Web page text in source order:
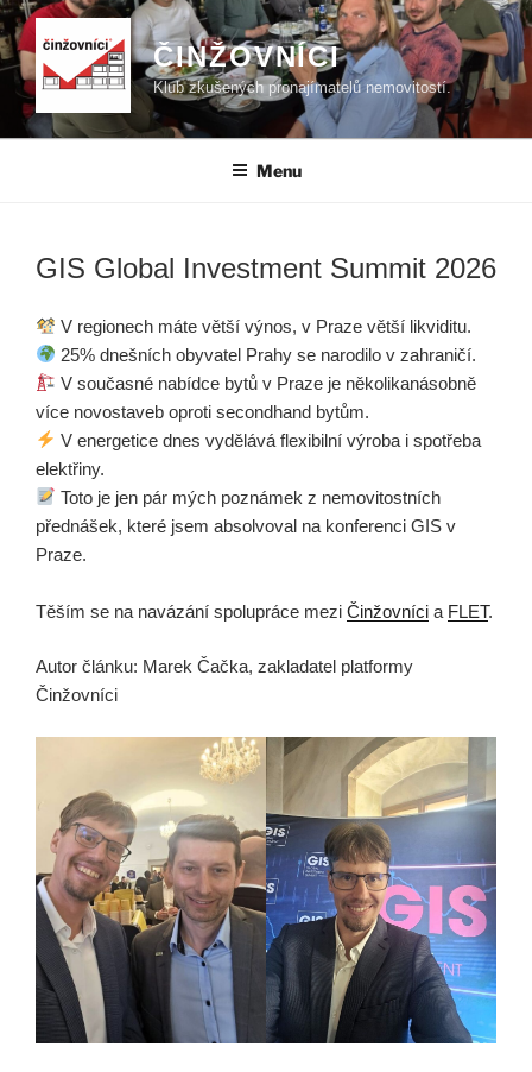
Přejít
k
obsahu
webu
ČINŽOVNÍCI
Klub zkušených pronajímatelů nemovitostí.
Menu
GIS Global Investment Summit 2026
V regionech máte větší výnos, v Praze větší likviditu.
25% dnešních obyvatel Prahy se narodilo v zahraničí.
V současné nabídce bytů v Praze je několikanásobně
více novostaveb oproti secondhand bytům.
V energetice dnes vydělává flexibilní výroba i spotřeba
elektřiny.
Toto je jen pár mých poznámek z nemovitostních
přednášek, které jsem absolvoval na konferenci GIS v
Praze.
Těším se na navázání spolupráce mezi Činžovníci a FLET.
Autor článku: Marek Čačka, zakladatel platformy
Činžovníci